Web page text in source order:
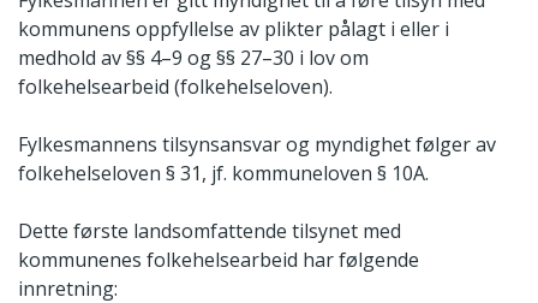
kommunens oppfyllelse av plikter pålagt i eller i
medhold av §§ 4–9 og §§ 27–30 i lov om
folkehelsearbeid (folkehelseloven).
Fylkesmannens tilsynsansvar og myndighet følger av
folkehelseloven § 31, jf. kommuneloven § 10A.
Dette første landsomfattende tilsynet med
kommunenes folkehelsearbeid har følgende
innretning: